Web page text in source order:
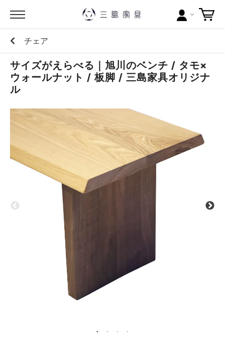
カテゴリー
ブランドから探す
当店について
お買い物ガイド
ポイントについて
配送料について
ラッピングについて
メールマガジン
チェア
サイズがえらべる｜旭川のベンチ / タモ×
ウォールナット / 板脚 / 三島家具オリジナ
ル